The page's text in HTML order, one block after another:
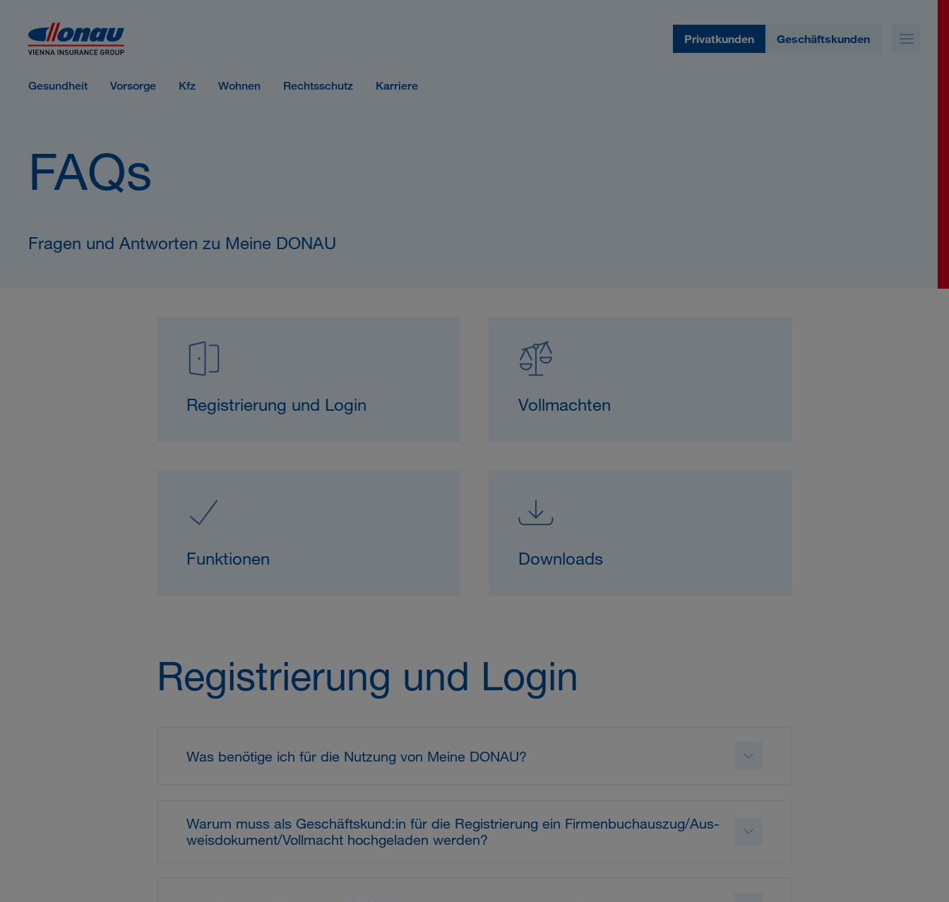
Privatkunden Geschäftskunden
Gesundheit Vorsorge Kfz Wohnen Rechtsschutz Karriere
FAQs
Fragen und Antworten zu Meine DONAU
Registrierung und Login Vollmachten
Funktionen Downloads
Registrierung und Login
Was benötige ich für die Nutzung von Meine DONAU?
Warum muss als Geschäftskund:in für die Regis­trie­rung ein Fir­men­buch­aus­zug/Aus­
weis­do­ku­ment/Voll­macht hoch­ge­la­den werden?